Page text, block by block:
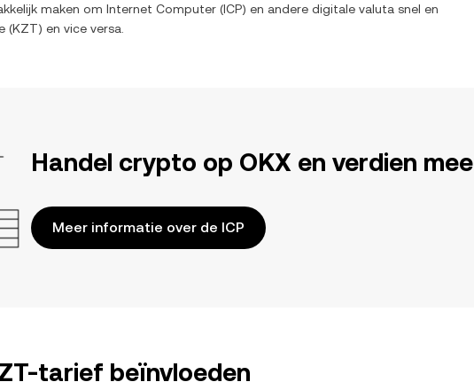
maken om Internet Computer (ICP) en andere digitale valuta snel en
(KZT) en vice versa.
Handel crypto op OKX en verdien
Meer informatie over de ICP
tarief beïnvloeden